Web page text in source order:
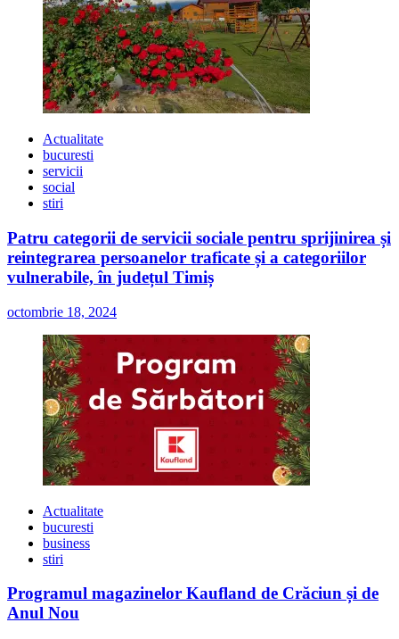
Actualitate
bucuresti
servicii
social
stiri
Patru categorii de servicii sociale pentru sprijinirea și
reintegrarea persoanelor traficate și a categoriilor
vulnerabile, în județul Timiș
octombrie 18, 2024
Actualitate
bucuresti
business
stiri
Programul magazinelor Kaufland de Crăciun și de
Anul Nou